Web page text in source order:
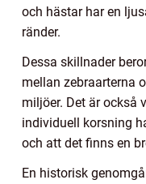
och hästar har en
ränder.
Dessa skillnader
mellan zebraarterna
miljöer. Det är också
individuell korsning
och att det finns en
En historisk